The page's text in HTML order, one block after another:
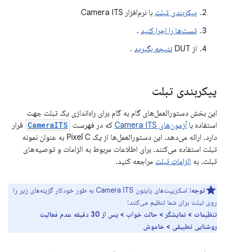
پیکربندی تبلت با نرم‌افزار Camera ITS
تست‌ها را اجرا کنید .
از DUT
نتیجه بگیرید .
پیکربندی تبلت
این بخش دستورالعمل‌های گام به گام برای راه‌اندازی یک تبلت جهت
استفاده با آزمون‌های Camera ITS که در فهرست CameraITS قرار
دارد، ارائه می‌دهد. این دستورالعمل‌ها از یک Pixel C به عنوان نمونه
تبلت استفاده می‌کنند. برای اطلاعات مربوط به الزامات و توصیه‌های
تبلت، به الزامات تبلت مراجعه کنید.
توجه:
اسکریپت‌های پایتون Camera ITS به طور خودکار گزینه‌های زیر را
روی تبلت برای شما تنظیم می‌کنند:
تنظیمات > نمایشگر > حالت خواب > پس از 30 دقیقه عدم فعالیت
روشنایی تطبیقی ​​> خاموش